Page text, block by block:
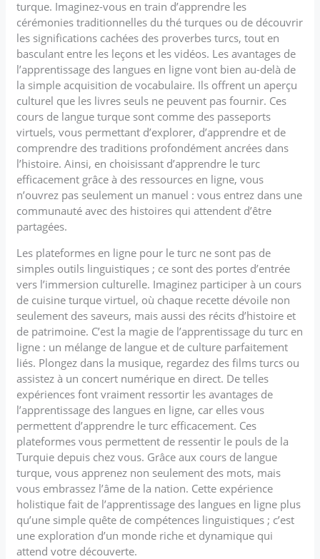
turque. Imaginez-vous en train d’apprendre les
cérémonies traditionnelles du thé turques ou de découvrir
les significations cachées des proverbes turcs, tout en
basculant entre les leçons et les vidéos. Les avantages de
l’apprentissage des langues en ligne vont bien au-delà de
la simple acquisition de vocabulaire. Ils offrent un aperçu
culturel que les livres seuls ne peuvent pas fournir. Ces
cours de langue turque sont comme des passeports
virtuels, vous permettant d’explorer, d’apprendre et de
comprendre des traditions profondément ancrées dans
l’histoire. Ainsi, en choisissant d’apprendre le turc
efficacement grâce à des ressources en ligne, vous
n’ouvrez pas seulement un manuel : vous entrez dans une
communauté avec des histoires qui attendent d’être
partagées.
Les plateformes en ligne pour le turc ne sont pas de
simples outils linguistiques ; ce sont des portes d’entrée
vers l’immersion culturelle. Imaginez participer à un cours
de cuisine turque virtuel, où chaque recette dévoile non
seulement des saveurs, mais aussi des récits d’histoire et
de patrimoine. C’est la magie de l’apprentissage du turc en
ligne : un mélange de langue et de culture parfaitement
liés. Plongez dans la musique, regardez des films turcs ou
assistez à un concert numérique en direct. De telles
expériences font vraiment ressortir les avantages de
l’apprentissage des langues en ligne, car elles vous
permettent d’apprendre le turc efficacement. Ces
plateformes vous permettent de ressentir le pouls de la
Turquie depuis chez vous. Grâce aux cours de langue
turque, vous apprenez non seulement des mots, mais
vous embrassez l’âme de la nation. Cette expérience
holistique fait de l’apprentissage des langues en ligne plus
qu’une simple quête de compétences linguistiques ; c’est
une exploration d’un monde riche et dynamique qui
attend votre découverte.